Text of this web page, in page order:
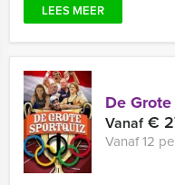
LEES MEER
De
Vanaf€
Vanaf 12